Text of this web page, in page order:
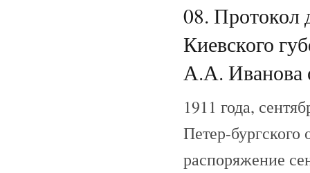
08. Протокол
Киевского
А.А. Иванова
1911 года,
Петер-
распоряжение